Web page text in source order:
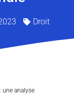
Droit
une analyse